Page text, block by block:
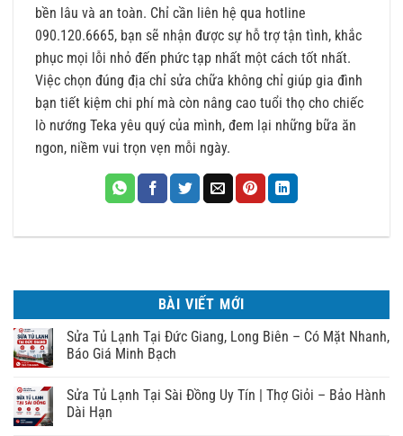
bền lâu và an toàn. Chỉ cần liên hệ qua hotline
090.120.6665, bạn sẽ nhận được sự hỗ trợ tận tình, khắc
phục mọi lỗi nhỏ đến phức tạp nhất một cách tốt nhất.
Việc chọn đúng địa chỉ sửa chữa không chỉ giúp gia đình
bạn tiết kiệm chi phí mà còn nâng cao tuổi thọ cho chiếc
lò nướng Teka yêu quý của mình, đem lại những bữa ăn
ngon, niềm vui trọn vẹn mỗi ngày.
BÀI VIẾT MỚI
Sửa Tủ Lạnh Tại Đức Giang, Long Biên – Có Mặt Nhanh,
Báo Giá Minh Bạch
Sửa Tủ Lạnh Tại Sài Đồng Uy Tín | Thợ Giỏi – Bảo Hành
Dài Hạn